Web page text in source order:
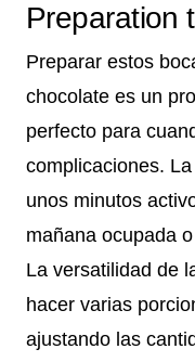
Preparation
Preparar estos
chocolate es un
perfecto para
complicaciones.
unos minutos
mañana ocupada
La versatilidad de
hacer varias
ajustando las